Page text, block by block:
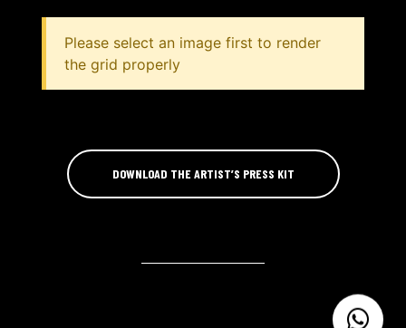
Please select an image first to render
the grid properly
DOWNLOAD THE ARTIST’S PRESS KIT